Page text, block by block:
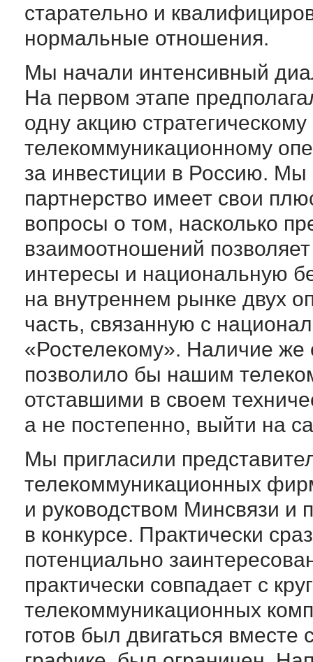
старательно и
нормальные отношения.
Мы начали интенсивный
На первом этапе
одну акцию
телекоммуникационному
за инвестиции в Россию. Мы
партнерство имеет свои
вопросы о том, насколько
взаимоотношений
интересы и национальную
на внутреннем рынке двух
часть, связанную с
«Ростелекому». Наличие же
позволило бы нашим
отставшими в своем
а не постепенно, выйти на
Мы пригласили
телекоммуникационных
и руководством Минсвязи и
в конкурсе. Практически
потенциально
практически совпадает с
телекоммуникационных
готов был двигаться